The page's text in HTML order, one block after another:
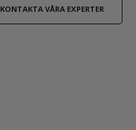
KONTAKTA VÅRA EXPERTER